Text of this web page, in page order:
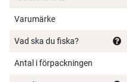
Varumärke
Vad ska du fiska?
Antal i förpackningen